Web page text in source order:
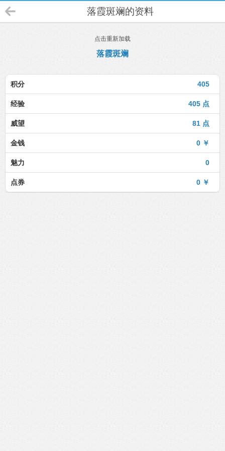
落霞斑斓的资料
点击重新加载
落霞斑斓
405
积分
405 点
经验
81 点
威望
0 ￥
金钱
0
魅力
0 ￥
点券